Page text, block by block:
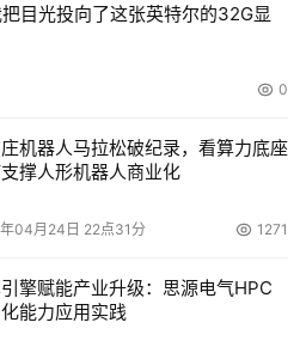
目光投向了这张英特尔的32G显
0
机器人马拉松破纪录，看算力底座
撑人形机器人商业化
04月24日 22点31分 1271
擎赋能产业升级：思源电气HPC
能力应用实践